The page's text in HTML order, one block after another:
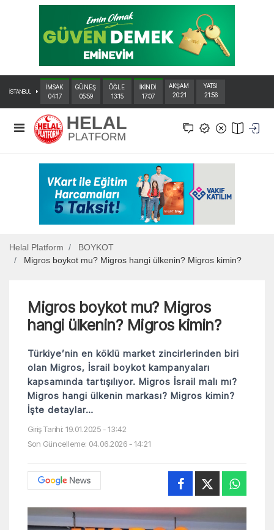
İSTANBUL
İMSAK
04:17
GÜNEŞ
05:59
ÖĞLE
13:15
İKİNDİ
17:07
AKŞAM
20:21
YATSI
21:56
Helal Platform
BOYKOT
Migros boykot mu? Migros hangi ülkenin? Migros kimin?
Migros boykot mu? Migros
hangi ülkenin? Migros kimin?
Türkiye’nin en köklü market zincirlerinden biri
olan Migros, İsrail boykot kampanyaları
kapsamında tartışılıyor. Migros İsrail malı mı?
Migros hangi ülkenin markası? Migros kimin?
İşte detaylar…
Giriş Tarihi: 19.01.2025 - 13:42
Son Güncelleme: 04.06.2026 - 14:21